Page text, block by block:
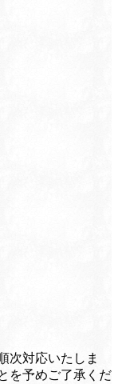
次対応いたしま
を予めご了承くだ